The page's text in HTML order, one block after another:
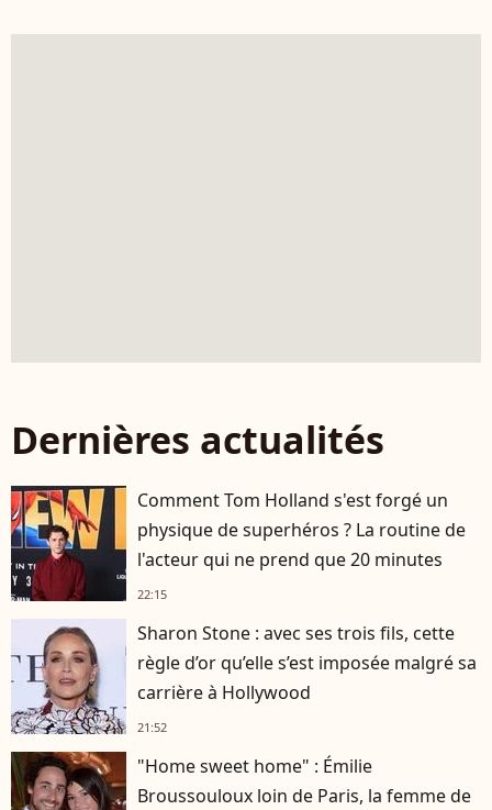
Dernières actualités
Comment Tom Holland s'est forgé un
physique de superhéros ? La routine de
l'acteur qui ne prend que 20 minutes
22:15
Sharon Stone : avec ses trois fils, cette
règle d’or qu’elle s’est imposée malgré sa
carrière à Hollywood
21:52
"Home sweet home" : Émilie
Broussouloux loin de Paris, la femme de